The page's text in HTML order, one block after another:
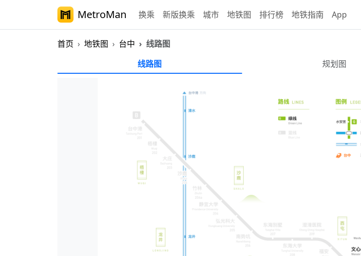
MetroMan 换乘 新版换乘 城市 地铁图 排行榜 地铁指南 App
首页 地铁图 台中 线路图
台中捷运线路图
线路图 规划图